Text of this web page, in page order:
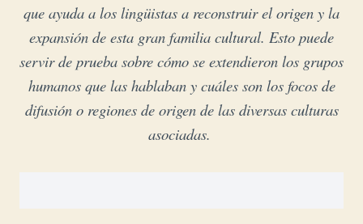
que ayuda a los lingüistas a reconstruir el origen y la
expansión de esta gran familia cultural. Esto puede
servir de prueba sobre cómo se extendieron los grupos
humanos que las hablaban y cuáles son los focos de
difusión o regiones de origen de las diversas culturas
asociadas.